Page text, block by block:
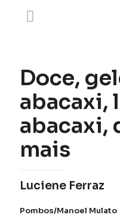
Doce,
abacaxi,
abacaxi,
mais
Luciene Ferraz
Pombos/Manoel Mulato